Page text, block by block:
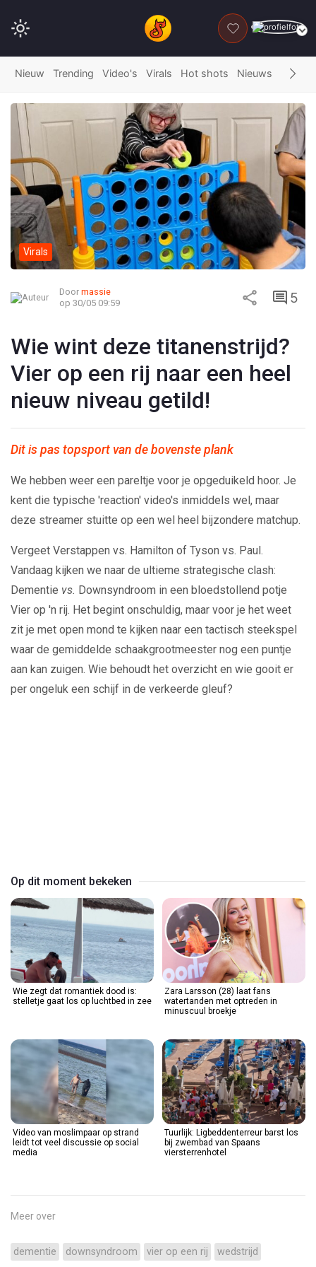
DONEER
Nieuw Trending Video's Virals Hot shots Nieuws Fails
Virals
Door massie
op 30/05 09:59
5
Wie wint deze titanenstrijd?
Vier op een rij naar een heel
nieuw niveau getild!
Dit is pas topsport van de bovenste plank
We hebben weer een pareltje voor je opgeduikeld hoor. Je
kent die typische 'reaction' video's inmiddels wel, maar
deze streamer stuitte op een wel heel bijzondere matchup.
Vergeet Verstappen vs. Hamilton of Tyson vs. Paul.
Vandaag kijken we naar de ultieme strategische clash:
Dementie vs. Downsyndroom in een bloedstollend potje
Vier op 'n rij. Het begint onschuldig, maar voor je het weet
zit je met open mond te kijken naar een tactisch steekspel
waar de gemiddelde schaakgrootmeester nog een puntje
aan kan zuigen. Wie behoudt het overzicht en wie gooit er
per ongeluk een schijf in de verkeerde gleuf?
Op dit moment bekeken
Wie zegt dat romantiek dood is:
stelletje gaat los op luchtbed in zee
Zara Larsson (28) laat fans
watertanden met optreden in
minuscuul broekje
Video van moslimpaar op strand
leidt tot veel discussie op social
media
Tuurlijk: Ligbeddenterreur barst los
bij zwembad van Spaans
viersterrenhotel
Meer over
dementie downsyndroom vier op een rij wedstrijd